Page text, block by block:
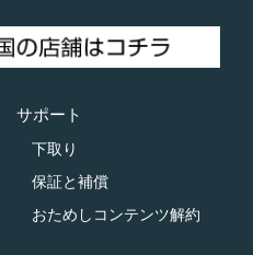
サポート
下取り
保証と補償
おためしコンテンツ解約